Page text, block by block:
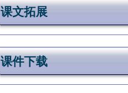
课文拓展
课件下载